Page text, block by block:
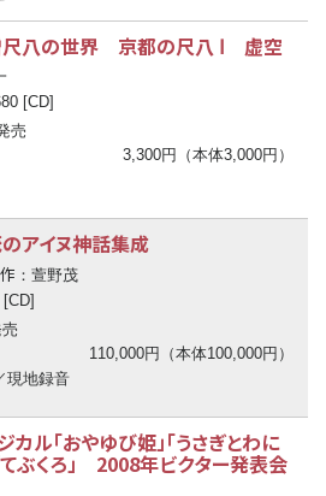
尺八の世界 京都の尺八 Ⅰ 虚空
[CD]
売
3,300円（本体3,000円）
アイヌ神話集成
：萱野茂
110,000円（本体100,000円）
現地録音
カル「おやゆび姫」「うさぎとわに
てぶくろ」 2008年ビクター発表会